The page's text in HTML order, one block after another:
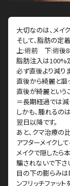
大切なのは、メイ
そして、脂肪の定
上:術前 下:術後8
脂肪注入は100%
必ず直後より減りま
直後から綺麗と謳
直後が綺麗という
＝長期経過では減
しかも、腫れるの
翌日以降です。
あと、クマ治療の
アフターメイクし
メイクで隠したら
騙されないで下さ
目の下の膨らみは
ンフリッチファッ